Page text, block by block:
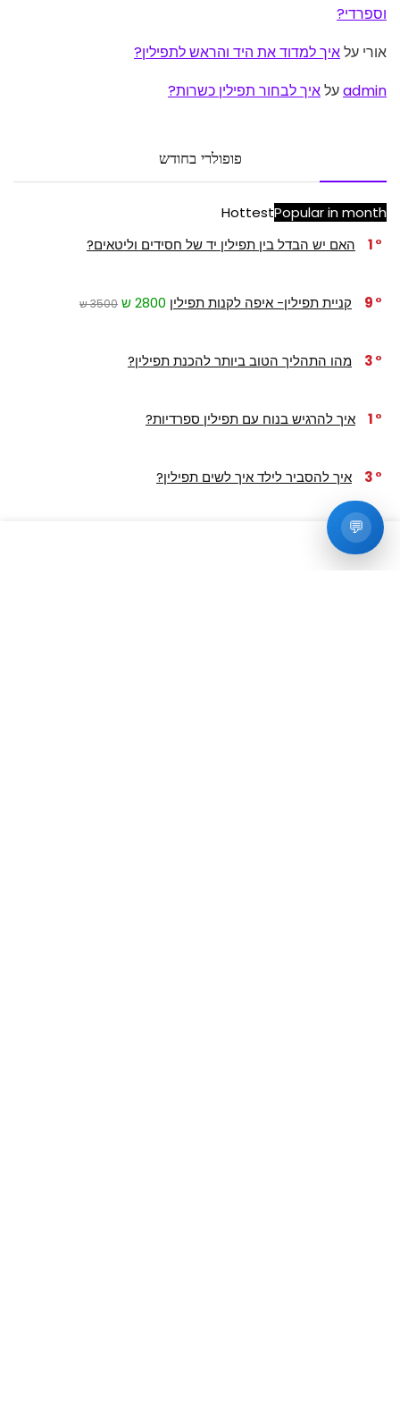
וספרדי?
אורי עלאיך למדוד את היד והראש לתפילין?
adminעלאיך לבחור תפילין כשרות?
פופולרי בחודש
Popular in month
Hottest
1
האם יש הבדל בין תפילין יד של חסידים וליטאים?
9 קניית תפילין- איפה לקנות תפילין 2800 ש 3500 ש
3 מהו התהליך הטוב ביותר להכנת תפילין?
1 איך להרגיש בנוח עם תפילין ספרדיות?
3 איך להסביר לילד איך לשים תפילין?
1 איך לשים תפילין בתיק תפילין?💬